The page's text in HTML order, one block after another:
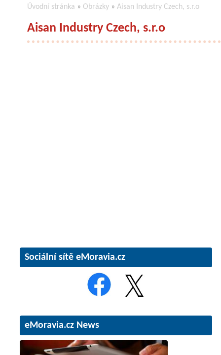
Úvodní stránka » Obrázky » Aisan Industry Czech, s.r.o
Aisan Industry Czech, s.r.o
Sociální sítě eMoravia.cz
eMoravia.cz News